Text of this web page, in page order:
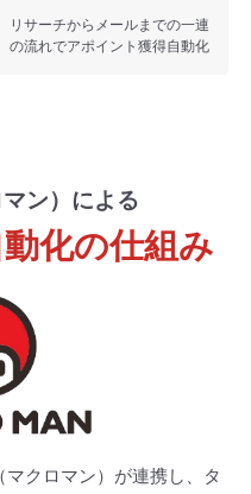
リサーチからメールまでの一連
の流れでアポイント獲得自動化
ン）による
化の仕組み
クロマン）が連携し、 タ